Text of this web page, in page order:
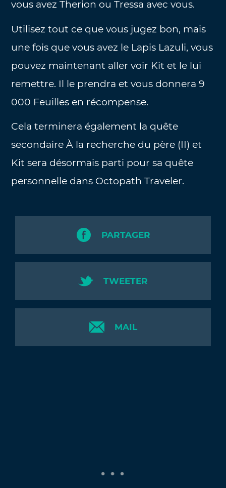
vous avez Therion ou Tressa avec vous.
Utilisez tout ce que vous jugez bon, mais
une fois que vous avez le Lapis Lazuli, vous
pouvez maintenant aller voir Kit et le lui
remettre. Il le prendra et vous donnera 9
000 Feuilles en récompense.
Cela terminera également la quête
secondaire À la recherche du père (II) et
Kit sera désormais parti pour sa quête
personnelle dans Octopath Traveler.
PARTAGER
TWEETER
MAIL